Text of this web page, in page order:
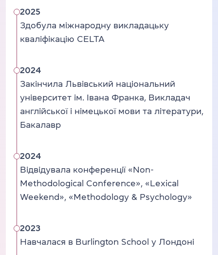
2025
Здобула міжнародну викладацьку
кваліфікацію CELTA
2024
Закінчила Львівський національний
університет ім. Івана Франка, Викладач
англійської і німецької мови та літератури,
Бакалавр
2024
Відвідувала конференції «Non-
Methodological Conference», «Lexical
Weekend», «Methodology & Psychology»
2023
Навчалася в Burlington School у Лондоні